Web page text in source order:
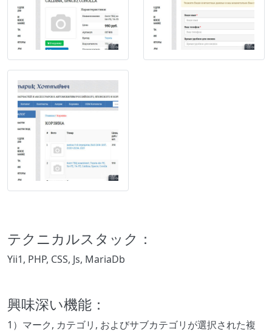
テクニカルスタック：
Yii1, PHP, CSS, Js, MariaDb
興味深い機能：
1）マーク, カテゴリ, およびサブカテゴリが選択された複